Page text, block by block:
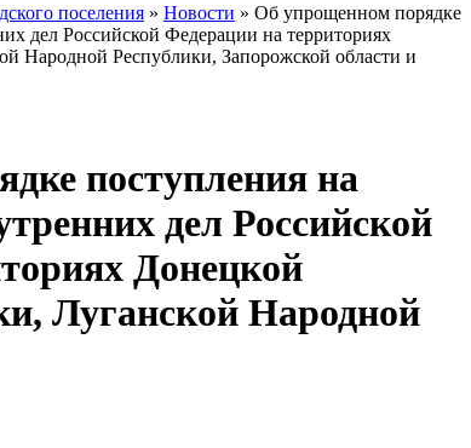
поселения » Новости » Об упрощенном порядке
дел Российской Федерации на территориях
Народной Республики, Запорожской области и
поступления на
дел Российской
Донецкой
Луганской Народной